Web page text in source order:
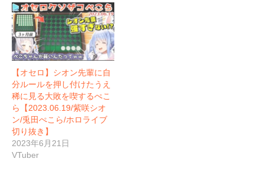
【オセロ】シオン先輩に自
分ルールを押し付けたうえ
稀に見る大敗を喫するぺこ
ら【2023.06.19/紫咲シオ
ン/兎田ぺこら/ホロライブ
切り抜き】
2023年6月21日
VTuber